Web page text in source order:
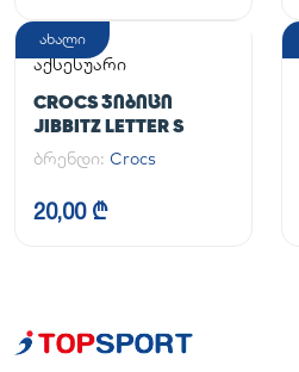
ახალი
აქსესუარი
CROCS ᲯᲘᲑᲘᲪᲘ
JIBBITZ LETTER S
ბრენდი: Crocs
20,00 ₾